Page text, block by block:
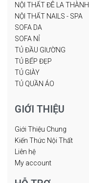
NỘI THẤT ĐÊ LA THÀNH
NỘI THẤT NAILS - SPA
SOFA DA
SOFA NỈ
TỦ ĐẦU GIƯỜNG
TỦ BẾP ĐẸP
TỦ GIÀY
TỦ QUẦN ÁO
GIỚI THIỆU
Giới Thiệu Chung
Kiến Thức Nội Thất
Liên hệ
My account